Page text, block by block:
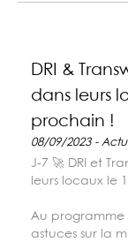
DRI &
dans leurs
prochain !
08/09/2023 -
J-7 🚀 DRI et
leurs locaux le
Au programme
astuces sur la